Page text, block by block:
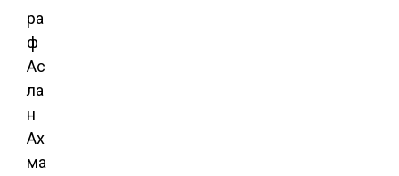
ра
ф
Ас
ла
н
Ах
ма